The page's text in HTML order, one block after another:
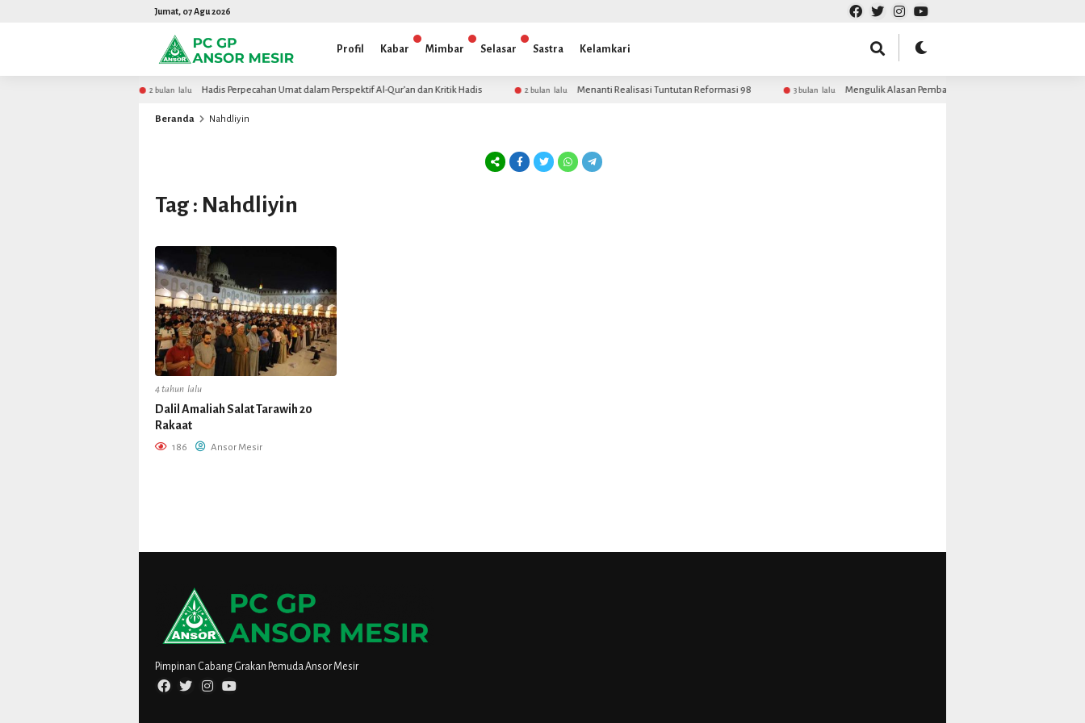
Jumat, 07 Agu 2026
Profil Kabar Mimbar Selasar Sastra Kelamkari
2 bulan lalu Hadis Perpecahan Umat dalam Perspektif Al-Qur’an dan Kritik Hadis 2 bulan lalu Menanti Realisasi Tuntutan Reformasi 98 3 bulan lalu Mengulik Alasan Pembacaan Maulid Barzanji MDS Rijalul
Beranda Nahdliyin
Tag : Nahdliyin
4 tahun lalu
Dalil Amaliah Salat Tarawih 20
Rakaat
186 Ansor Mesir
Pimpinan Cabang Grakan Pemuda Ansor Mesir